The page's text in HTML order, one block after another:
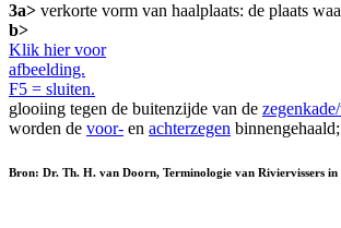
3a> verkorte vorm van haalplaats: de plaats
b>
Klik hier voor
afbeelding.
F5 = sluiten.
glooiing tegen de buitenzijde van de
worden de voor- en achterzegen
Bron: Dr. Th. H. van Doorn, Terminologie van Riviervissers in